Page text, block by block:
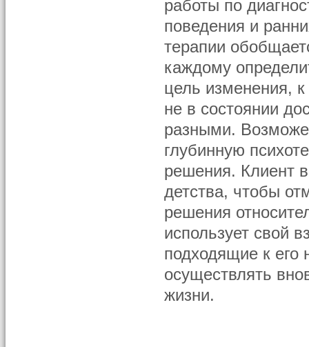
работы по
поведения и
терапии
каждому
цель изменения, к
не в состоянии
разными.
глубинную
решения. Клиент
детства, чтобы
решения
использует свой
подходящие к его
осуществлять
жизни.